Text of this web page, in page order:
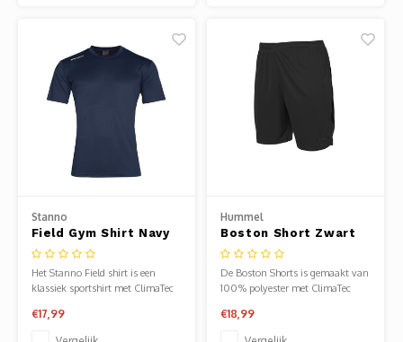
Stanno
Field Gym Shirt Navy
Het Stanno Field shirt is een
klassiek sportshirt met ClimaTec
€17,99
Hummel
Boston Short Zwart
De Boston Shorts is gemaakt van
100% polyester met ClimaTec
snel wordt afgevoerd en je huid
droog blijft. De korte sportbroek
€18,99